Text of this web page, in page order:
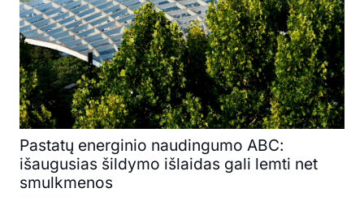
Pastatų energinio naudingumo ABC:
išaugusias šildymo išlaidas gali lemti net
smulkmenos